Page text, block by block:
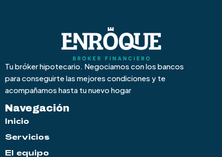
Tu bróker hipotecario. Negociamos con los bancos
para conseguirte las mejores condiciones y te
acompañamos hasta tu nuevo hogar
Navegación
Inicio
Servicios
El equipo